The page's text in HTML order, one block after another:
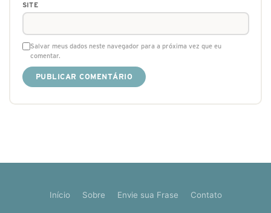
SITE
Salvar meus dados neste navegador para a próxima vez que eu
comentar.
Início Sobre Envie sua Frase Contato